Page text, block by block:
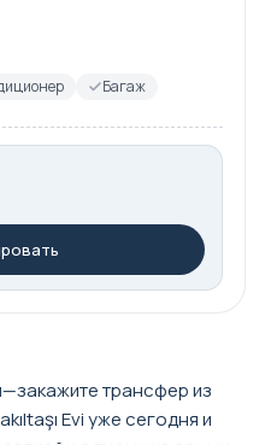
Багаж
трансфер из
Evi уже сегодня и